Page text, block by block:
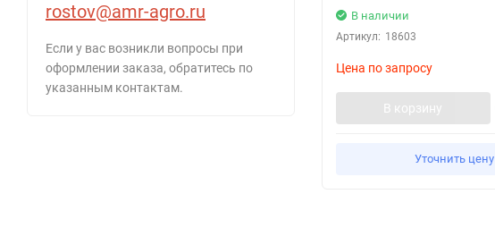
rostov@amr-agro.ru
Если у вас возникли вопросы при
оформлении заказа, обратитесь по
указанным контактам.
В наличии
Артикул: 18603
Цена по запросу
В корзину
Уточнить цену